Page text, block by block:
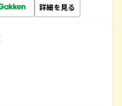
詳細を見る